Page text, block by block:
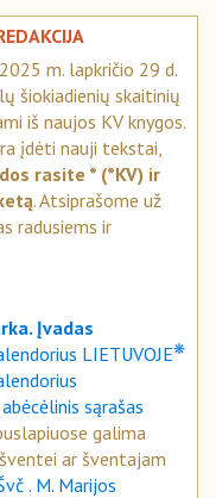
m. lapkričio 29 d.
šiokiadienių skaitinių
iš naujos KV knygos.
įdėti nauji tekstai,
rasite * (*KV) ir
. Atsiprašome už
radusiems ir
Įvadas
LIETUVOJE❋
sąrašas
galima
ar šventajam
. M. Marijos